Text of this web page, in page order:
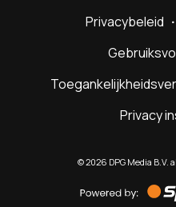
Privacybeleid
Privacy
©2026 DPG Media